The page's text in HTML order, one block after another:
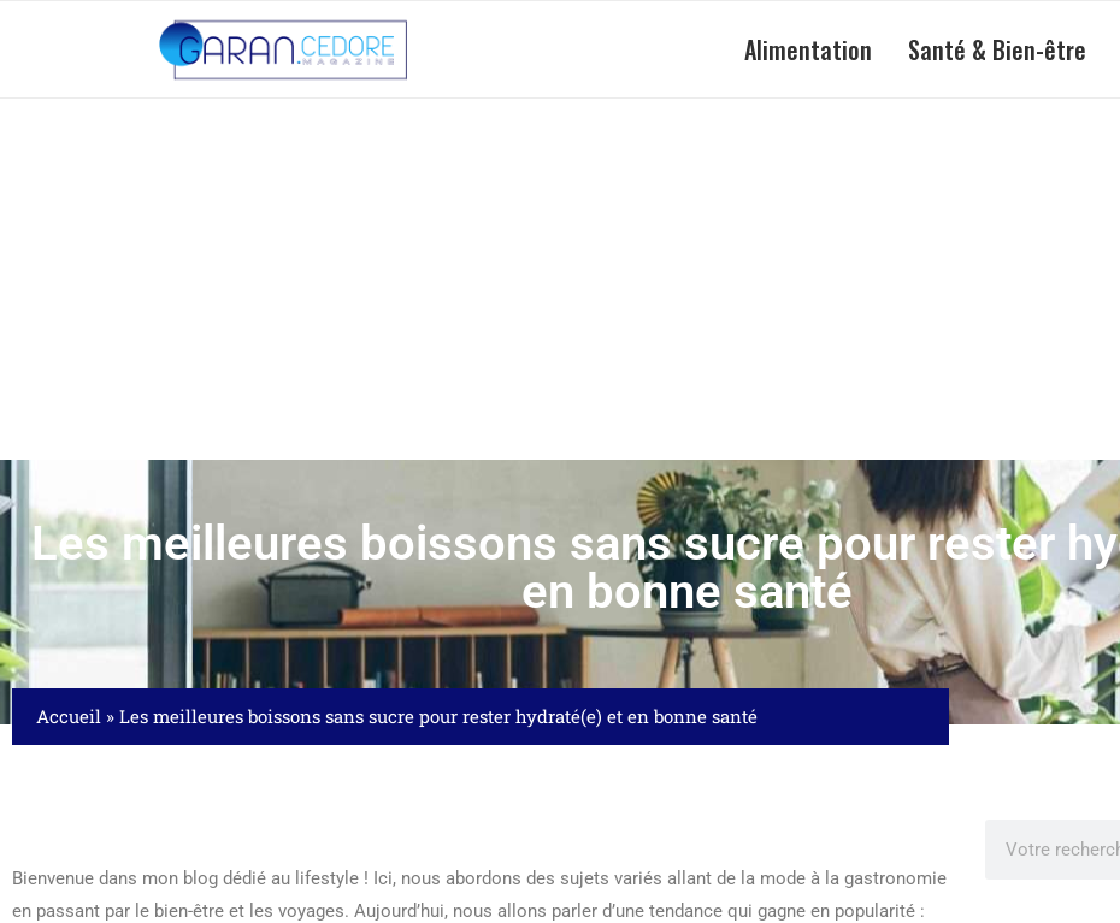
Alimentation Santé & Bien-être
Les meilleures boissons sans sucre pour rester
en bonne santé
Accueil » Les meilleures boissons sans sucre pour rester hydraté(e) et en bonne santé
Bienvenue dans mon blog dédié au lifestyle ! Ici, nous abordons des sujets variés allant de la mode à la gastronomie
en passant par le bien-être et les voyages. Aujourd’hui, nous allons parler d’une tendance qui gagne en popularité :